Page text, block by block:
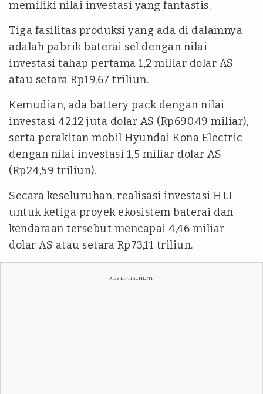
memiliki nilai investasi yang fantastis.
Tiga fasilitas produksi yang ada di dalamnya
adalah pabrik baterai sel dengan nilai
investasi tahap pertama 1,2 miliar dolar AS
atau setara Rp19,67 triliun.
Kemudian, ada battery pack dengan nilai
investasi 42,12 juta dolar AS (Rp690,49 miliar),
serta perakitan mobil Hyundai Kona Electric
dengan nilai investasi 1,5 miliar dolar AS
(Rp24,59 triliun).
Secara keseluruhan, realisasi investasi HLI
untuk ketiga proyek ekosistem baterai dan
kendaraan tersebut mencapai 4,46 miliar
dolar AS atau setara Rp73,11 triliun.
ADVERTISEMENT